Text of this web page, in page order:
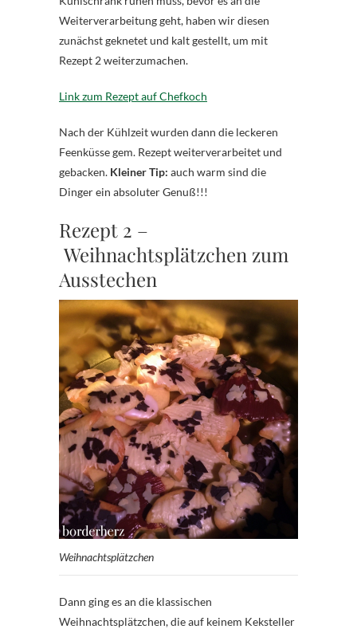
Weiterverarbeitung geht, haben wir diesen
zunächst geknetet und kalt gestellt, um mit
Rezept 2 weiterzumachen.
Link zum Rezept auf Chefkoch
Nach der Kühlzeit wurden dann die leckeren
Feenküsse gem. Rezept weiterverarbeitet und
gebacken. Kleiner Tip: auch warm sind die
Dinger ein absoluter Genuß!!!
Rezept 2 –
Weihnachtsplätzchen zum
Ausstechen
Weihnachtsplätzchen
Dann ging es an die klassischen
Weihnachtsplätzchen, die auf keinem Keksteller